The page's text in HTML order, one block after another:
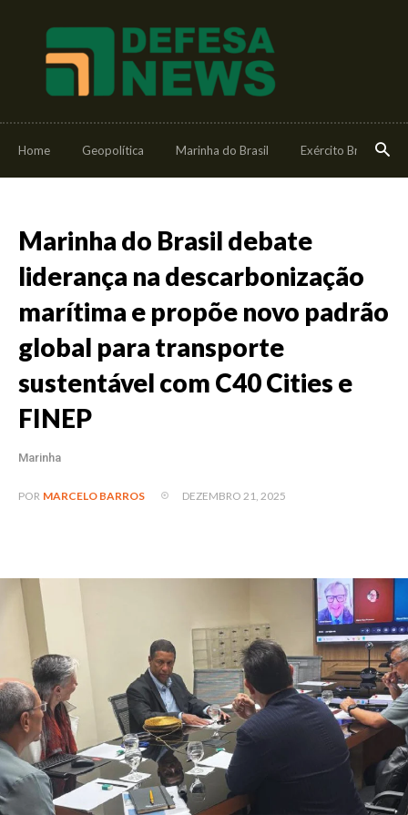
Home Geopolítica Marinha do Brasil Exército Brasileiro
Marinha do Brasil debate
liderança na descarbonização
marítima e propõe novo padrão
global para transporte
sustentável com C40 Cities e
FINEP
Marinha
POR MARCELO BARROS DEZEMBRO 21, 2025